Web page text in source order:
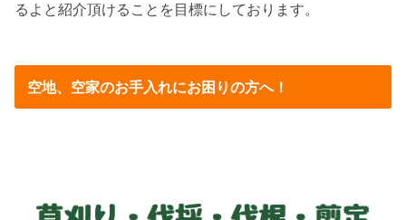
るよと紹介頂けることを目標にしております。
空地、空家のお手入れにお困りの方へ！